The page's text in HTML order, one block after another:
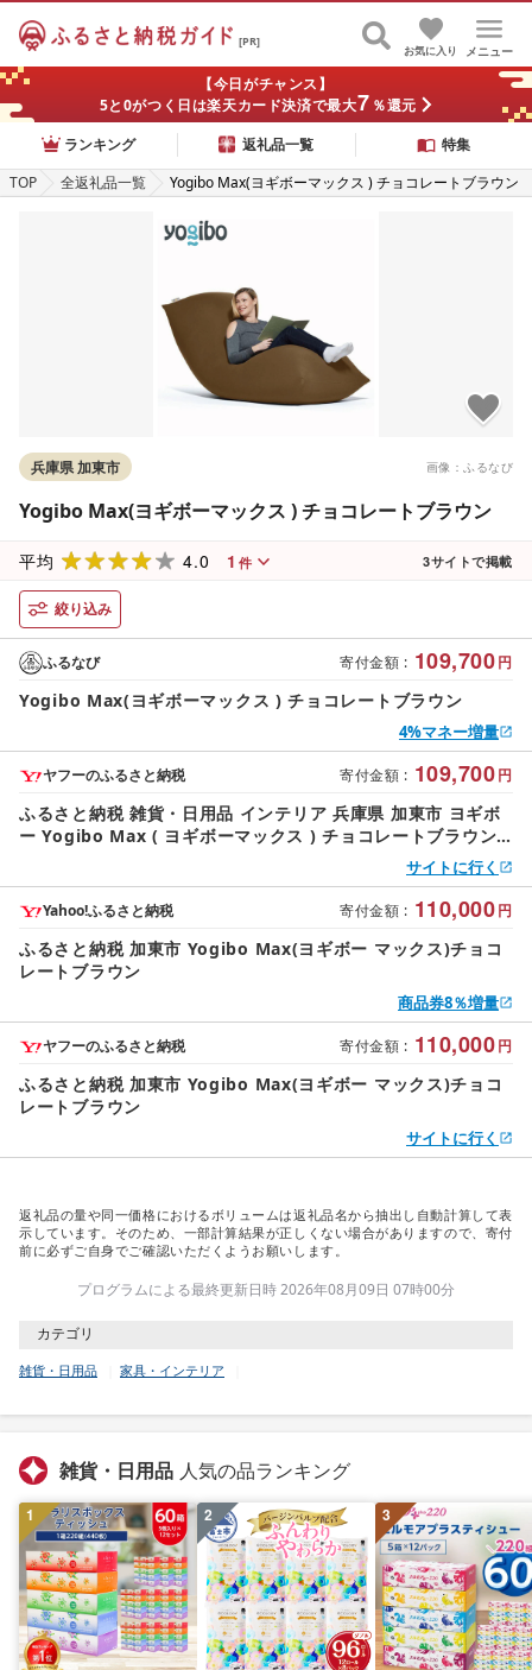
[PR]
メニュー
お気に入り
【今日がチャンス】
5と0がつく日は楽天カード決済で最大7 ％還元
ランキング
返礼品一覧
特集
TOP
全返礼品一覧 Yogibo Max(ヨギボーマックス ) チョコレートブラウン
画像：ふるなび
兵庫県 加東市
Yogibo Max(ヨギボーマックス ) チョコレートブラウン
平均 4.0 1 件 3サイトで掲載
絞り込み
寄付金額 : 109,700円
ふるなび
Yogibo Max(ヨギボーマックス ) チョコレートブラウン
4%マネー増量
寄付金額 : 109,700円
ヤフーのふるさと納税
ふるさと納税 雑貨・日用品 インテリア 兵庫県 加東市 ヨギボ
ー Yogibo Max ( ヨギボーマックス ) チョコレートブラウン
サイトに行く
寄付金額 : 110,000円
Yahoo!ふるさと納税
ふるさと納税 加東市 Yogibo Max(ヨギボー マックス)チョコ
レートブラウン
商品券8％増量
寄付金額 : 110,000円
ヤフーのふるさと納税
ふるさと納税 加東市 Yogibo Max(ヨギボー マックス)チョコ
レートブラウン
サイトに行く
返礼品の量や同一価格におけるボリュームは返礼品名から抽出し自動計算して表
示しています。そのため、一部計算結果が正しくない場合がありますので、寄付
前に必ずご自身でご確認いただくようお願いします。
プログラムによる最終更新日時 2026年08月09日 07時00分
カテゴリ
雑貨・日用品 家具・インテリア
雑貨・日用品 人気の品ランキング
1 2 3